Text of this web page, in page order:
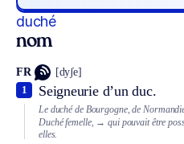
duché
nom
FR [dyʃe]
Seigneurie d’un duc.
1
Le duché de Bourgogne, de
Duché femelle, → qui pouvait être
elles.